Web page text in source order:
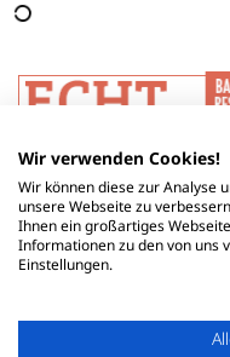
Wir verwenden Cookies!
Wir können diese zur Analyse
unsere Webseite zu
Ihnen ein großartiges
Informationen zu den von uns
Einstellungen.